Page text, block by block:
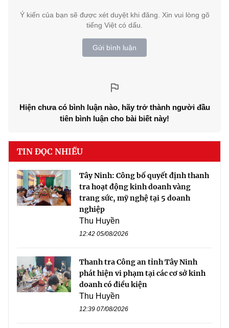
Ý kiến của bạn sẽ được xét duyệt khi đăng. Xin vui lòng gõ
tiếng Việt có dấu.
Gửi bình luận
Hiện chưa có bình luận nào, hãy trở thành người đầu
tiên bình luận cho bài biết này!
TIN ĐỌC NHIỀU
Tây Ninh: Công bố quyết định thanh
tra hoạt động kinh doanh vàng
trang sức, mỹ nghệ tại 5 doanh
nghiệp
Thu Huyền
12:42 05/08/2026
Thanh tra Công an tỉnh Tây Ninh
phát hiện vi phạm tại các cơ sở kinh
doanh có điều kiện
Thu Huyền
12:39 07/08/2026